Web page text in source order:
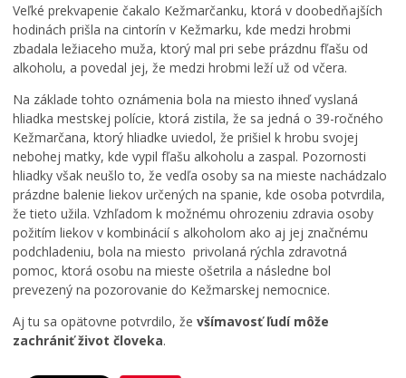
Životné prostredie
Zdravie
Šport
Veľké prekvapenie čakalo Kežmarčanku, ktorá v doobedňajších
hodinách prišla na cintorín v Kežmarku, kde medzi hrobmi
zbadala ležiaceho muža, ktorý mal pri sebe prázdnu fľašu od
alkoholu, a povedal jej, že medzi hrobmi leží už od včera.
Na základe tohto oznámenia bola na miesto ihneď vyslaná
hliadka mestskej polície, ktorá zistila, že sa jedná o 39-ročného
Kežmarčana, ktorý hliadke uviedol, že prišiel k hrobu svojej
nebohej matky, kde vypil fľašu alkoholu a zaspal. Pozornosti
hliadky však neušlo to, že vedľa osoby sa na mieste nachádzalo
prázdne balenie liekov určených na spanie, kde osoba potvrdila,
že tieto užila. Vzhľadom k možnému ohrozeniu zdravia osoby
požitím liekov v kombinácií s alkoholom ako aj jej značnému
podchladeniu, bola na miesto privolaná rýchla zdravotná
pomoc, ktorá osobu na mieste ošetrila a následne bol
prevezený na pozorovanie do Kežmarskej nemocnice.
Aj tu sa opätovne potvrdilo, že všímavosť ľudí môže
zachrániť život človeka.
e
v
á
d
k
o
v
ý
p
o
r
i
a
d
o
k
0
7
e
r
p
r
p
í
s
a
l
h
r
a
n
i
c
u
0
7
j
T
r
o
i
c
e
v
K
e
ž
m
a
r
k
u
0
7